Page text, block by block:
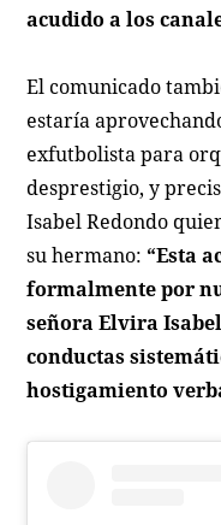
acudido a los
El comunicado
estaría
exfutbolista para
desprestigio, y
Isabel Redondo
su hermano: “Esta
formalmente por
señora Elvira
conductas
hostigamiento